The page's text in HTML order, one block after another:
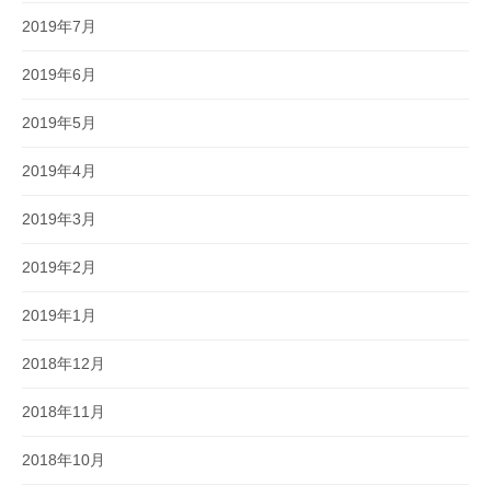
2019年7月
2019年6月
2019年5月
2019年4月
2019年3月
2019年2月
2019年1月
2018年12月
2018年11月
2018年10月